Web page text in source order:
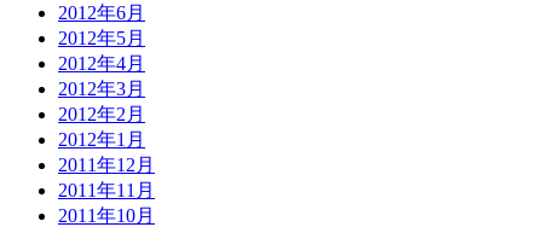
2012年6月
2012年5月
2012年4月
2012年3月
2012年2月
2012年1月
2011年12月
2011年11月
2011年10月